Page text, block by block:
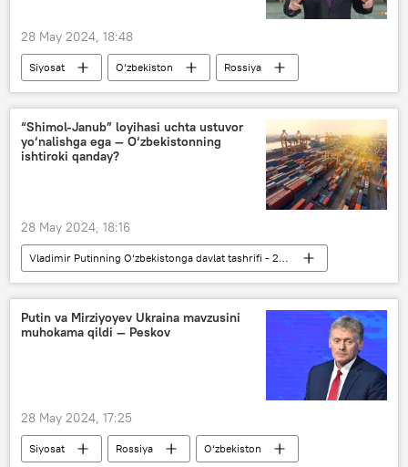
28 May 2024, 18:48
Siyosat O‘zbekiston
Rossiya
Vladimir Putin
Vladimir Putinning O‘zbekistonga davlat tashrifi - 2024-yil
“Shimol-Janub” loyihasi uchta ustuvor
yo‘nalishga ega — O‘zbekistonning
ishtiroki qanday?
28 May 2024, 18:16
Vladimir Putinning O‘zbekistonga davlat tashrifi - 2024-yil
Iqtisod
O‘zbekiston
O‘zbekiston - Rossiya
temir yo‘l
Vladimir Putin
Putin va Mirziyoyev Ukraina mavzusini
muhokama qildi — Peskov
28 May 2024, 17:25
Siyosat Rossiya
O‘zbekiston